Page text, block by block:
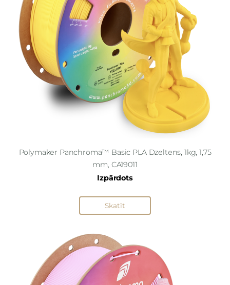
Polymaker Panchroma™ Basic PLA Dzeltens, 1kg, 1,75
mm, CA19011
Izpārdots
Skatīt